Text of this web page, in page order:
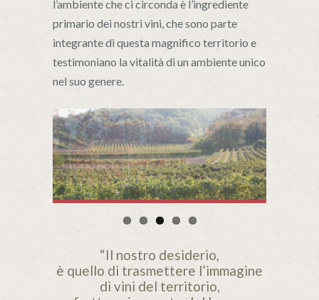
l’ambiente che ci circonda è l’ingrediente
primario dei nostri vini, che sono parte
integrante di questa magnifico territorio e
testimoniano la vitalità di un ambiente unico
nel suo genere.
“Il nostro desiderio,
è quello di trasmettere l’immagine
di vini del territorio,